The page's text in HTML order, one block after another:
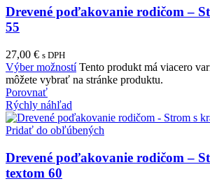
Drevené poďakovanie rodičom –
55
27,00 € s DPH
Výber možností Tento produkt má viacero
môžete vybrať na stránke produktu.
Porovnať
Rýchly náhľad
Pridať do obľúbených
Drevené poďakovanie rodičom –
textom 60